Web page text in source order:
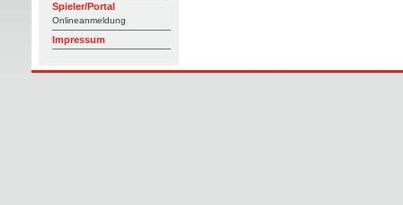
Spieler/Portal
Onlineanmeldung
Impressum